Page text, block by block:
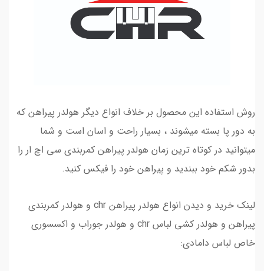
روش استفاده این محصول بر خلاف انواع دیگر هولدر پیراهن که
به دور پا بسته میشوند ، بسیار راحت و اسان است و شما
میتوانید در کوتاه ترین زمان هولدر پیراهن کمربندی سی اچ ار را
بدور شکم خود ببندید و پیراهن خود را فیکس کنید.
لینک خرید و دیدن انواع هولدر پیراهن chr و هولدر کمربندی
پیراهن و هولدر کشی لباس chr و هولدر جوراب و اکسسوری
خاص لباس دامادی: